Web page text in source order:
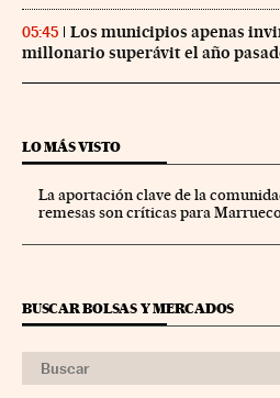
05:45
Los municipios apenas
millonario superávit el año
LO MÁS VISTO
La aportación clave de la
remesas son críticas para
BUSCAR BOLSAS Y MERCADOS